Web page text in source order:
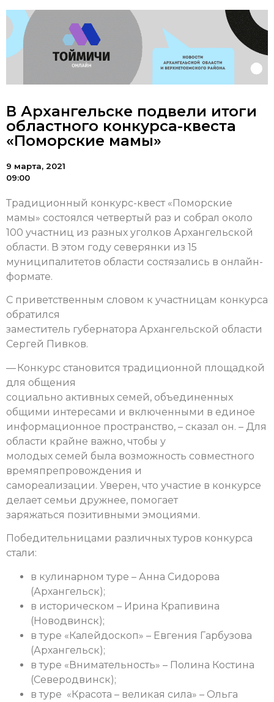
В Архангельске подвели итоги
областного конкурса-квеста
«Поморские мамы»
9 марта, 2021
09:00
Традиционный конкурс-квест «Поморские
мамы» состоялся четвертый раз и собрал около
100 участниц из разных уголков Архангельской
области. В этом году северянки из 15
муниципалитетов области состязались в онлайн-
формате.
С приветственным словом к участницам конкурса
обратился
заместитель губернатора Архангельской области
Сергей Пивков.
— Конкурс становится традиционной площадкой
для общения
социально активных семей, объединенных
общими интересами и включенными в единое
информационное пространство, – сказал он. – Для
области крайне важно, чтобы у
молодых семей была возможность совместного
времяпрепровождения и
самореализации. Уверен, что участие в конкурсе
делает семьи дружнее, помогает
заряжаться позитивными эмоциями.
Победительницами различных туров конкурса
стали:
в кулинарном туре – Анна Сидорова
(Архангельск);
в историческом – Ирина Крапивина
(Новодвинск);
в туре «Калейдоскоп» – Евгения Гарбузова
(Архангельск);
в туре «Внимательность» – Полина Костина
(Северодвинск);
в туре «Красота – великая сила» – Ольга